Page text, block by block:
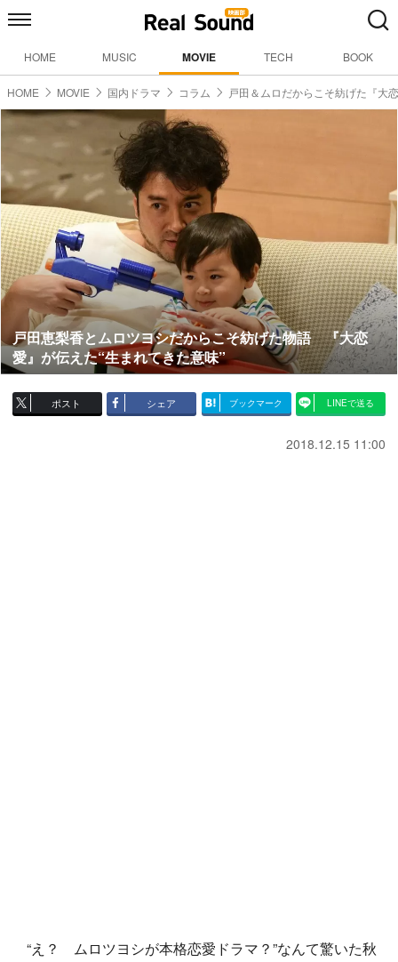
HOME MUSIC MOVIE TECH BOOK
HOME MOVIE 国内ドラマ コラム 戸田＆ムロだからこそ紡げた『大
戸田恵梨香とムロツヨシだからこそ紡げた物語 『大恋
愛』が伝えた“生まれてきた意味”
ポスト シェア ブックマーク LINEで送る
2018.12.15 11:00
“え？ ムロツヨシが本格恋愛ドラマ？”なんて驚いた秋